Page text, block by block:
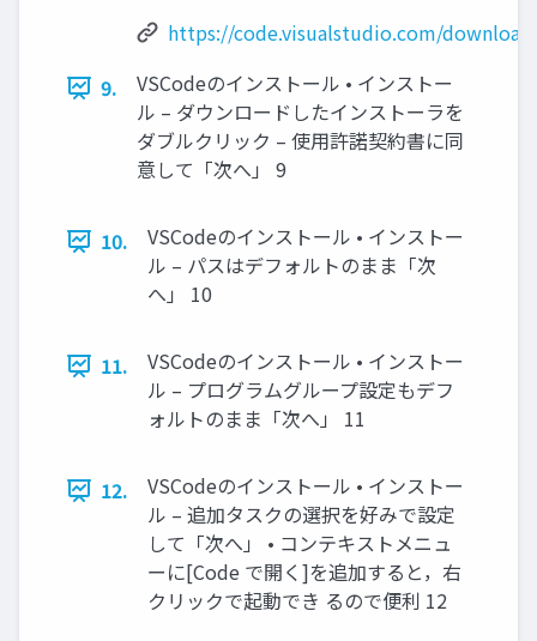
https://code.visualstudio.com/
9.
VSCodeのインストール • インストー
ル – ダウンロードしたインストーラを
ダブルクリック – 使用許諾契約書に同
意して「次へ」 9
10.
VSCodeのインストール • インストー
ル – パスはデフォルトのまま「次
へ」 10
11.
VSCodeのインストール • インストー
ル – プログラムグループ設定もデフ
ォルトのまま「次へ」 11
12.
VSCodeのインストール • インストー
ル – 追加タスクの選択を好みで設定
して「次へ」 • コンテキストメニュ
ーに[Code で開く]を追加すると，右
クリックで起動でき るので便利 12